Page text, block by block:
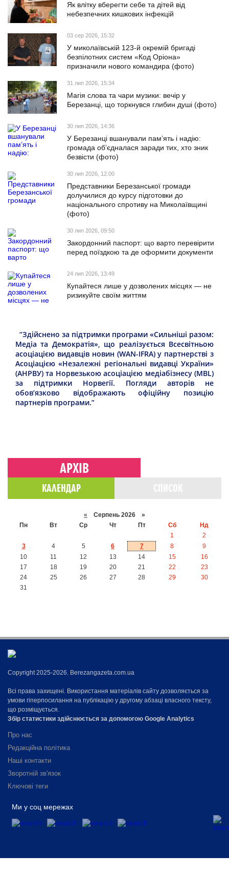
Як влітку вберегти себе та дітей від
небезпечних кишкових інфекцій
03 сер 2026, 15:32
У миколаївській 123-й окремій бригаді
безпілотних систем «Код Оріона»
призначили нового командира (фото)
31 лип 2026, 15:34
Магія слова та чари музики: вечір у
Березанці, що торкнувся глибин душі (фото)
30 лип 2026, 14:36
У Березанці вшанували пам’ять і надію:
громада об’єдналася заради тих, хто зник
безвісти (фото)
30 лип 2026, 12:00
Представники Березанської громади
долучилися до курсу підготовки до
національного спротиву на Миколаївщині
(фото)
30 лип 2026, 09:50
Закордонний паспорт: що варто перевірити
перед поїздкою та де оформити документи
24 лип 2026, 13:49
Купайтеся лише у дозволених місцях — не
ризикуйте своїм життям
“Здійснено за підтримки програми «Сильніші разом:
Медіа та Демократія», що реалізується Всесвітньою
асоціацією видавців новин (WAN-IFRA) у партнерстві з
Асоціацією «Незалежні регіональні видавці України»
(АНРВУ) та Норвезькою асоціацією медіабізнесу (MBL)
за підтримки Норвегії. Погляди авторів не
обов’язково відображають офіційну позицію
партнерів програми.”
АРХІВ
КАЛЕНДАР
« Серпень 2026 »
Пн
Вт Ср Чт Пт Сб
Нд
1
2
3
4 5 6 7 8
9
10
11 12 13 14 15
16
17
18 19 20 21 22
23
24
25 26 27 28 29
30
31
Copyright 2025-2026. Berezangazeta.com.ua
Всі права захищені. Використання матеріалів сайту дозволяється за
умови гіперпосилання на публікацію у другому абзаці власного тексту,
що розміщується.
Збір статистики здійснюється за допомогою Google Analytics
Про нас
Редакційна політика
Наші контакти
Зворотній зв'язок
Ключові теги
Ми у соц мережах